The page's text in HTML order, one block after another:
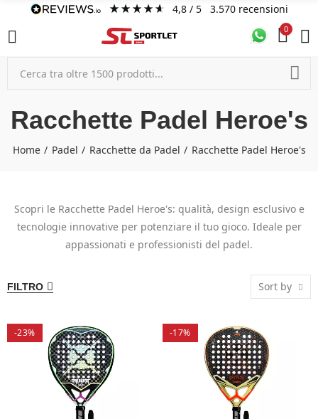
4,8/ 5 3.570 recensioni
0
Racchette Padel Heroe's
Home Padel Racchette da Padel Racchette Padel Heroe's
Scopri le Racchette Padel Heroe's: qualità, design esclusivo e
tecnologie innovative per potenziare il tuo gioco. Ideale per
appassionati e professionisti del padel.
FILTRO Sort by
-23% -17%